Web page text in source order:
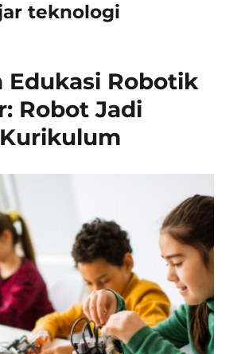
teknologi
Edukasi Robotik
Robot Jadi